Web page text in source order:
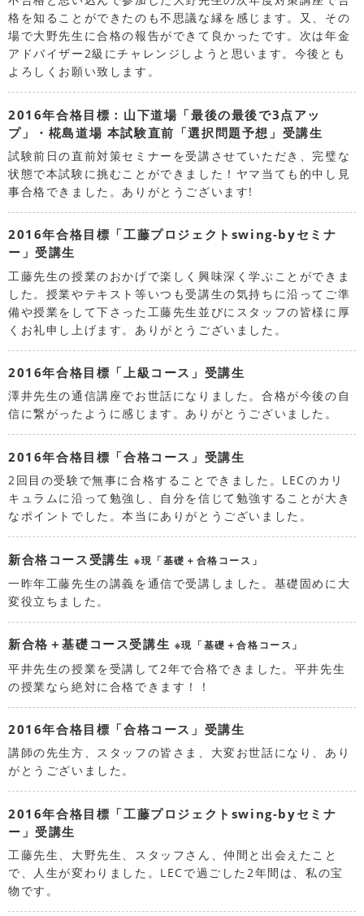
格を知ることができたのも不思議な縁を感じます。又、その
場で大野先生に合格の報告ができて良かったです。次は年金
アドバイザー2級にチャレンジしようと思います。今後とも
よろしくお願い致します。
2016年合格目標：山下道場「最後の最後で3点アッ
プ」・椛島道場 本試験直前「選択問題予想」受講生
試験前日の直前対策セミナーを受講させていただき、完璧な
状態で本試験に挑むことができました！ヤマ当ても的中し見
事合格できました。ありがとうございます!
2016年合格目標「工藤プロジェクトswing-byセミナ
ー」受講生
工藤先生の授業のおかげで楽しく興味深く学ぶことができま
した。授業やテキスト等いつも受講生の気持ちに沿ってご準
備や授業をして下さった工藤先生並びにスタッフの皆様に厚
くお礼申し上げます。ありがとうございました。
2016年合格目標「上級コース」受講生
澤井先生の通信講座でお世話になりました。合格が今後の自
信に繋がったように感じます。ありがとうございました。
2016年合格目標「合格コース」受講生
2回目の受験で無事に合格することできました。LECのカリ
キュラムに沿って勉強し、自分を信じて勉強することが大き
なポイントでした。本当にありがとうございました。
新合格コース受講生 ※現「基礎＋合格コース」
一昨年工藤先生の講義を通信で受講しました。基礎固めに大
変役立ちました。
新合格＋基礎コース受講生 ※現「基礎＋合格コース」
平井先生の授業を受講して2年で合格できました。平井先生
の授業なら絶対に合格できます！！
2016年合格目標「合格コース」受講生
講師の先生方、スタッフの皆さま、大変お世話になり、あり
がとうございました。
2016年合格目標「工藤プロジェクトswing-byセミナ
ー」受講生
工藤先生、大野先生、スタッフさん、仲間と出会えたこと
で、人生が変わりました。LECで過ごした2年間は、私の宝
物です。